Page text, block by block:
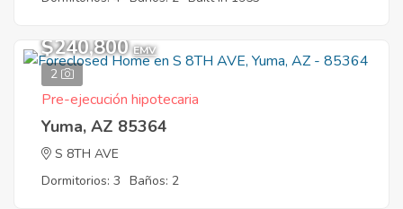
2
$240,800 EMV
Pre-ejecución hipotecaria
Yuma, AZ 85364
S 8TH AVE
Dormitorios: 3 Baños: 2